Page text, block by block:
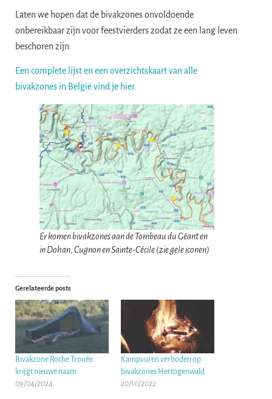
Laten we hopen dat de bivakzones onvoldoende
onbereikbaar zijn voor feestvierders zodat ze een lang leven
beschoren zijn.
Een complete lijst en een overzichtskaart van alle
bivakzones in België vind je hier.
Er komen bivakzones aan de Tombeau du Géant en
in Dohan, Cugnon en Sainte-Cécile (zie gele iconen)
Gerelateerde posts
Bivakzone Roche Trouée
krijgt nieuwe naam
09/04/2024
Kampvuren verboden op
bivakzones Hertogenwald
20/10/2022